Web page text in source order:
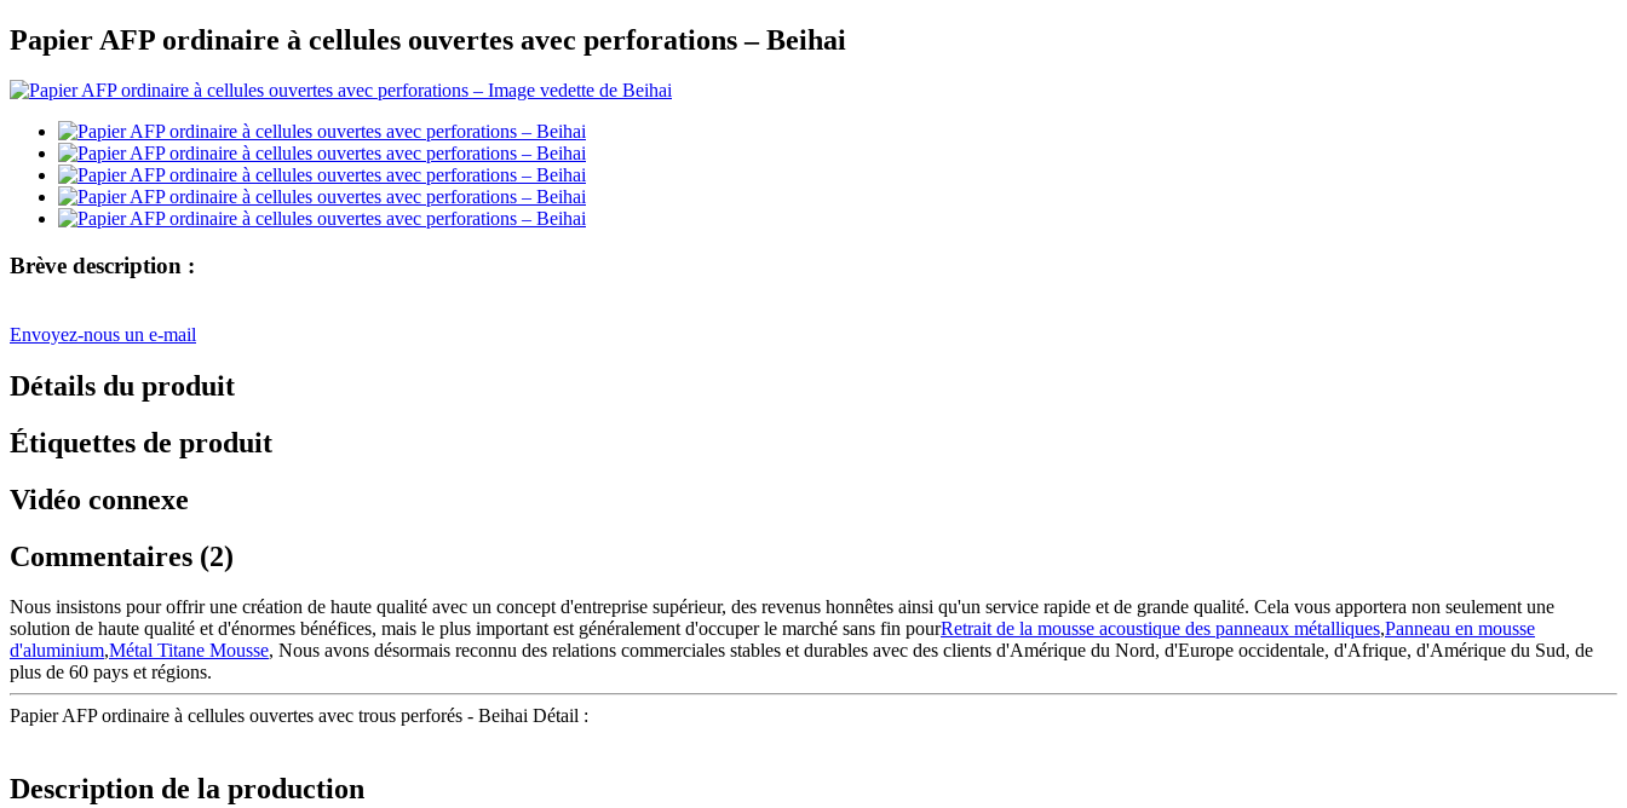
Papier AFP ordinaire à cellules ouvertes avec perforations – Beihai
Brève description :
Envoyez-nous un e-mail
Détails du produit
Étiquettes de produit
Vidéo connexe
Commentaires (2)
Nous insistons pour offrir une création de haute qualité avec un concept d'entreprise supérieur, des revenus honnêtes ainsi qu'un service rapide et de grande qualité. Cela vous apportera non seulement une
solution de haute qualité et d'énormes bénéfices, mais le plus important est généralement d'occuper le marché sans fin pourRetrait de la mousse acoustique des panneaux métalliques,Panneau en mousse
d'aluminium,Métal Titane Mousse, Nous avons désormais reconnu des relations commerciales stables et durables avec des clients d'Amérique du Nord, d'Europe occidentale, d'Afrique, d'Amérique du Sud, de
plus de 60 pays et régions.
Papier AFP ordinaire à cellules ouvertes avec trous perforés - Beihai Détail :
Description de la production